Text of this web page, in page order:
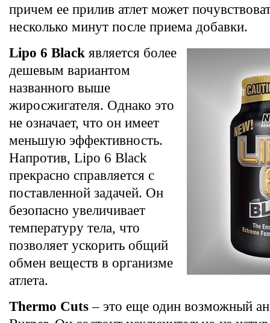
причем ее прилив атлет может
несколько минут после приема добавки.
Lipo 6 Black является более
дешевым вариантом
названного выше
жиросжигателя. Однако это
не означает, что он имеет
меньшую эффективность.
Напротив, Lipo 6 Black
прекрасно справляется с
поставленной задачей. Он
безопасно увеличивает
температуру тела, что
позволяет ускорить общий
обмен веществ в организме
атлета.
Thermo Cuts – это еще один возможный